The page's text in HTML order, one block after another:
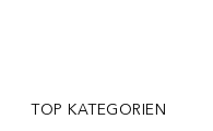
TOP KATEGORIEN